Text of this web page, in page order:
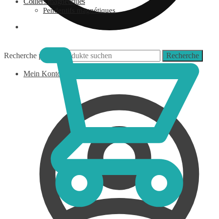
Recherche pour : Recherche
Mein Konto
Pendentifs magnétiques